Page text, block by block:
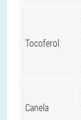
Tocoferol
Canela